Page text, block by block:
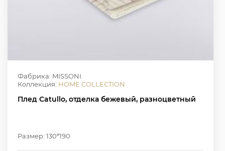
Фабрика: MISSONI
Коллекция: HOME COLLECTION
Плед Catullo, отделка бежевый, разноцветный
Размер: 130*190